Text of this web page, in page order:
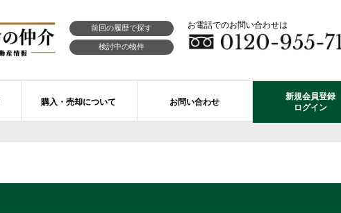
前回の履歴で探す
検討中の物件
お電話でのお問い合わせは
購入・売却について お問い合わせ
新規会員登録
ログイン